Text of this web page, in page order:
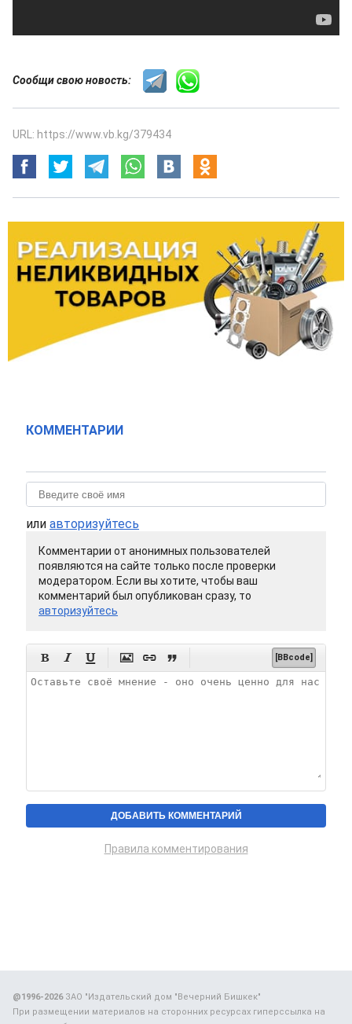
Сообщи свою новость:
URL: https://www.vb.kg/379434
КОММЕНТАРИИ
или авторизуйтесь
Комментарии от анонимных пользователей
появляются на сайте только после проверки
модератором. Если вы хотите, чтобы ваш
комментарий был опубликован сразу, то
авторизуйтесь
      [BBcode]
Правила комментирования
@1996-2026ЗАО "Издательский дом "Вечерний Бишкек"
При размещении материалов на сторонних ресурсах гиперссылка на